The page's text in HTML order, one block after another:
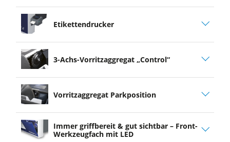
Etikettendrucker
3-Achs-Vorritzaggregat „Control“
Vorritzaggregat Parkposition
Immer griffbereit & gut sichtbar – Front-
Werkzeugfach mit LED